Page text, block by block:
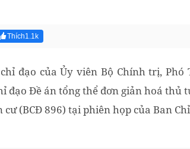
Thích1.1k
đạo của Ủy viên Bộ Chính trị,
đạo Đề án tổng thể đơn giản hoá thủ
(BCĐ 896) tại phiên họp của Ban